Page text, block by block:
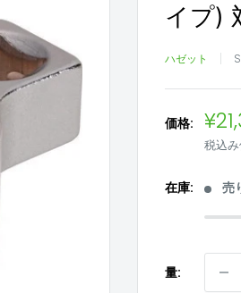
イプ)
ハゼット
価格: 販
売
価
格
税込
在庫: 売
量: